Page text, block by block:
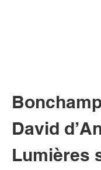
David
Lumières